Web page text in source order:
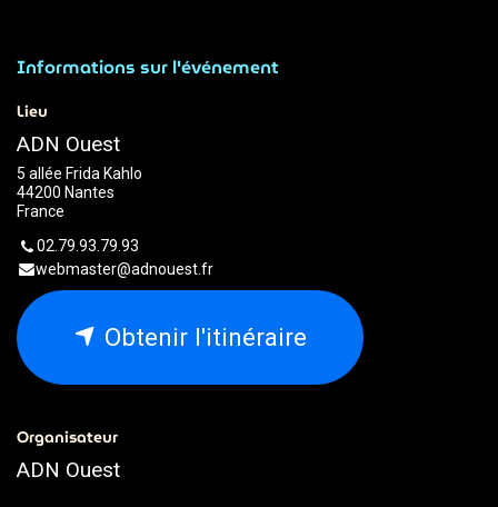
Informations sur l'événement
Lieu
ADN Ouest
5 allée Frida Kahlo
44200 Nantes
France
02.79.93.79.93
webmaster@adnouest.fr
Obtenir l'itinéraire
Organisateur
ADN Ouest